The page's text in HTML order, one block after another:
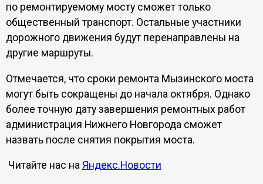
по ремонтируемому мосту сможет только
общественный транспорт. Остальные участники
дорожного движения будут перенаправлены на
другие маршруты.
Отмечается, что сроки ремонта Мызинского моста
могут быть сокращены до начала октября. Однако
более точную дату завершения ремонтных работ
администрация Нижнего Новгорода сможет
назвать после снятия покрытия моста.
Читайте нас на Яндекс.Новости